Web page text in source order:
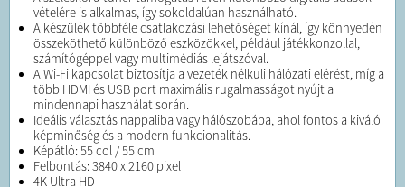
vételére is alkalmas, így sokoldalúan használható.
A készülék többféle csatlakozási lehetőséget kínál, így könnyedén
összeköthető különböző eszközökkel, például játékkonzollal,
számítógéppel vagy multimédiás lejátszóval.
A Wi-Fi kapcsolat biztosítja a vezeték nélküli hálózati elérést, míg a
több HDMI és USB port maximális rugalmasságot nyújt a
mindennapi használat során.
Ideális választás nappaliba vagy hálószobába, ahol fontos a kiváló
képminőség és a modern funkcionalitás.
Képátló: 55 col / 55 cm
Felbontás: 3840 x 2160 pixel
4K Ultra HD